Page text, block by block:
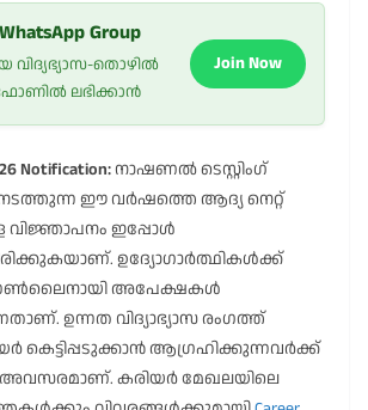
Group
വിദ്യഭ്യാസ-തൊഴിൽ
ലഭിക്കാൻ
Join Now
Notification:നാഷണൽ ടെസ്റ്റിംഗ്
നടത്തുന്ന ഈ വർഷത്തെ ആദ്യ നെറ്റ്
ഇപ്പോൾ
ഉദ്യോഗാർത്ഥികൾക്ക്
അപേക്ഷകൾ
ഉന്നത വിദ്യാഭ്യാസ രംഗത്ത്
കെട്ടിപ്പടുക്കാൻ ആഗ്രഹിക്കുന്നവർക്ക്
കരിയർ മേഖലയിലെ